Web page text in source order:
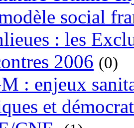
social
: les
2006 (0)
: enjeux
et